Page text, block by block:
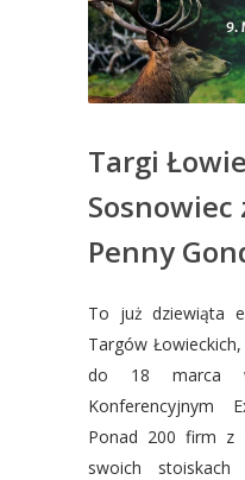
Targi
Sosnowiec
Penny
To już dziewiąta
Targów
do 18 marca
Konferencyjnym
Ponad 200 firm z
swoich